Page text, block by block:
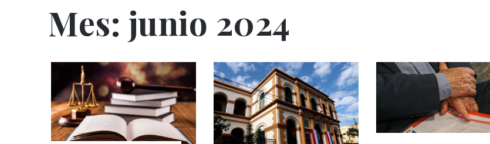
Mes: junio 2024